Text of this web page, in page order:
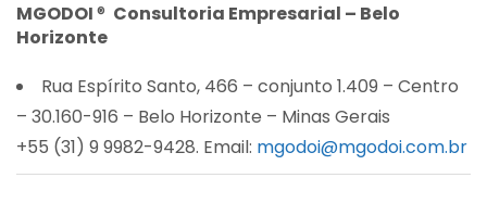
MGODOI® Consultoria Empresarial – Belo
Horizonte
Rua Espírito Santo, 466 – conjunto 1.409 – Centro
– 30.160-916 – Belo Horizonte – Minas Gerais
+55 (31) 9 9982-9428. Email: mgodoi@mgodoi.com.br